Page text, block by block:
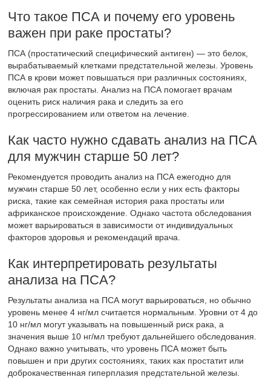
Советы
СОВЕТ №1
Перед сдачей анализа на ПСА рекомендуется избегать
физических нагрузок и сексуальной активности за 24-48 часов.
Это поможет избежать ложноположительных результатов,
СОВЕТ №2
Обсудите с врачом все лекарства и добавки, которые вы
принимаете, так как некоторые из них могут влиять на уровень
ПСА. Это поможет вашему врачу правильно интерпретировать
результаты анализа.